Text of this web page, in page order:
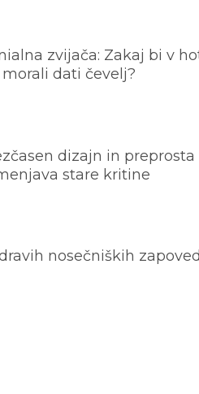
zvijača: Zakaj bi v
morali dati čevelj?
dizajn in preprosta
stare kritine
nosečniških